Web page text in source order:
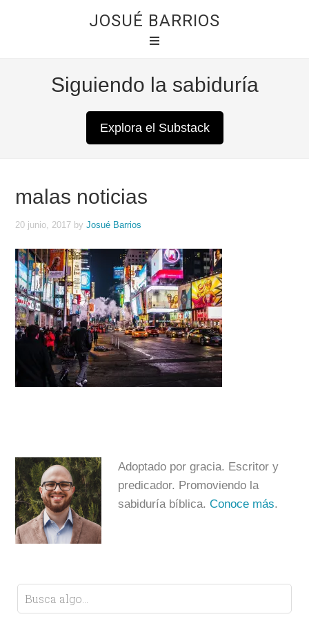
JOSUÉ BARRIOS
Siguiendo la sabiduría
Explora el Substack
malas noticias
20 junio, 2017 byJosué Barrios
Adoptado por gracia. Escritor y
predicador. Promoviendo la
sabiduría bíblica.Conoce más.